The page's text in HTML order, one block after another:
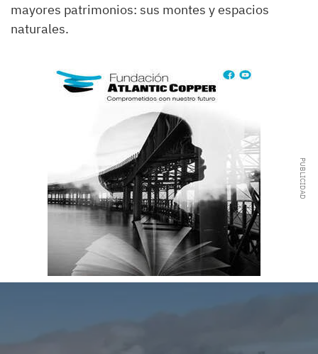
mayores patrimonios: sus montes y espacios
naturales.